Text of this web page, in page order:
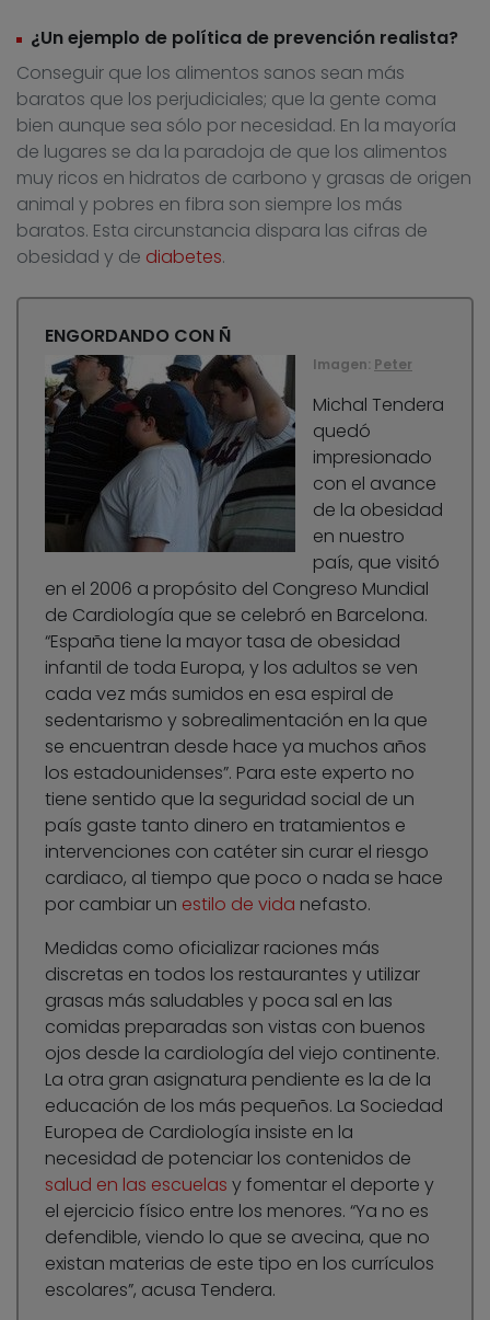
¿Un ejemplo de política de prevención realista?
Conseguir que los alimentos sanos sean más
baratos que los perjudiciales; que la gente coma
bien aunque sea sólo por necesidad. En la mayoría
de lugares se da la paradoja de que los alimentos
muy ricos en hidratos de carbono y grasas de origen
animal y pobres en fibra son siempre los más
baratos. Esta circunstancia dispara las cifras de
obesidad y de diabetes.
ENGORDANDO CON Ñ
Imagen: Peter
Michal Tendera
quedó
impresionado
con el avance
de la obesidad
en nuestro
país, que visitó
en el 2006 a propósito del Congreso Mundial
de Cardiología que se celebró en Barcelona.
“España tiene la mayor tasa de obesidad
infantil de toda Europa, y los adultos se ven
cada vez más sumidos en esa espiral de
sedentarismo y sobrealimentación en la que
se encuentran desde hace ya muchos años
los estadounidenses”. Para este experto no
tiene sentido que la seguridad social de un
país gaste tanto dinero en tratamientos e
intervenciones con catéter sin curar el riesgo
cardiaco, al tiempo que poco o nada se hace
por cambiar un estilo de vida nefasto.
Medidas como oficializar raciones más
discretas en todos los restaurantes y utilizar
grasas más saludables y poca sal en las
comidas preparadas son vistas con buenos
ojos desde la cardiología del viejo continente.
La otra gran asignatura pendiente es la de la
educación de los más pequeños. La Sociedad
Europea de Cardiología insiste en la
necesidad de potenciar los contenidos de
salud en las escuelas y fomentar el deporte y
el ejercicio físico entre los menores. “Ya no es
defendible, viendo lo que se avecina, que no
existan materias de este tipo en los currículos
escolares”, acusa Tendera.